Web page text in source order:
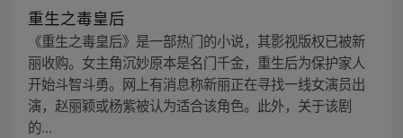
重生之毒皇后
《重生之毒皇后》是一部热门的小说，其影视版权已被新
丽收购。女主角沉妙原本是名门千金，重生后为保护家人
开始斗智斗勇。网上有消息称新丽正在寻找一线女演员出
演，赵丽颖或杨紫被认为适合该角色。此外，关于该剧
的...